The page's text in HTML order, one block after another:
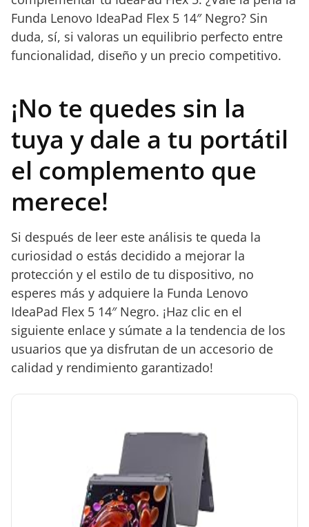
Funda Lenovo IdeaPad Flex 5 14″ Negro? Sin
duda, sí, si valoras un equilibrio perfecto entre
funcionalidad, diseño y un precio competitivo.
¡No te quedes sin la
tuya y dale a tu portátil
el complemento que
merece!
Si después de leer este análisis te queda la
curiosidad o estás decidido a mejorar la
protección y el estilo de tu dispositivo, no
esperes más y adquiere la Funda Lenovo
IdeaPad Flex 5 14″ Negro. ¡Haz clic en el
siguiente enlace y súmate a la tendencia de los
usuarios que ya disfrutan de un accesorio de
calidad y rendimiento garantizado!